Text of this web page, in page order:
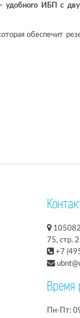
ИБП с
обеспечит
75, стр.
+7
Время
Пн-Пт: